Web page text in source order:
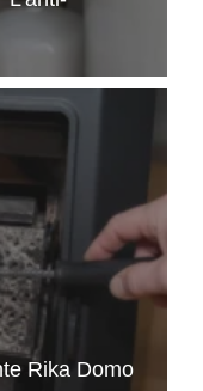
Rika Domo